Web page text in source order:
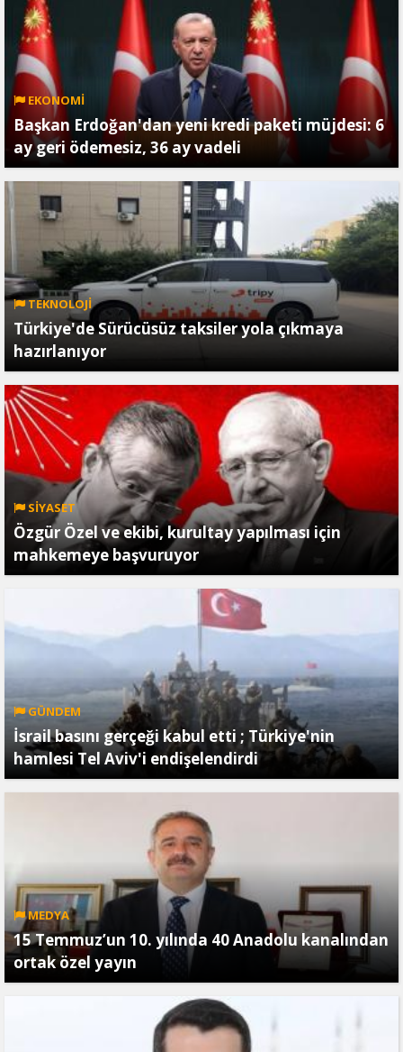
EKONOMİ
Başkan Erdoğan'dan yeni kredi paketi müjdesi: 6
ay geri ödemesiz, 36 ay vadeli
TEKNOLOJİ
Türkiye'de Sürücüsüz taksiler yola çıkmaya
hazırlanıyor
SİYASET
Özgür Özel ve ekibi, kurultay yapılması için
mahkemeye başvuruyor
GÜNDEM
İsrail basını gerçeği kabul etti ; Türkiye'nin
hamlesi Tel Aviv'i endişelendirdi
MEDYA
15 Temmuz’un 10. yılında 40 Anadolu kanalından
ortak özel yayın